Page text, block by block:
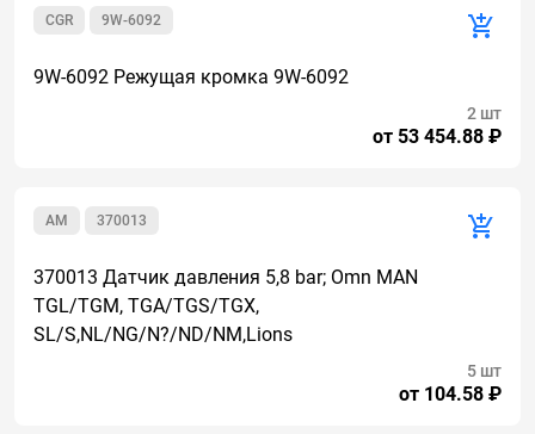
9W-6092
CGR
9W-6092 Режущая кромка 9W-6092
от 53 454.88 ₽
2 шт
370013
AM
370013 Датчик давления 5,8 bar; Omn MAN
TGL/TGM, TGA/TGS/TGX,
SL/S,NL/NG/N?/ND/NM,Lions
от 104.58 ₽
5 шт